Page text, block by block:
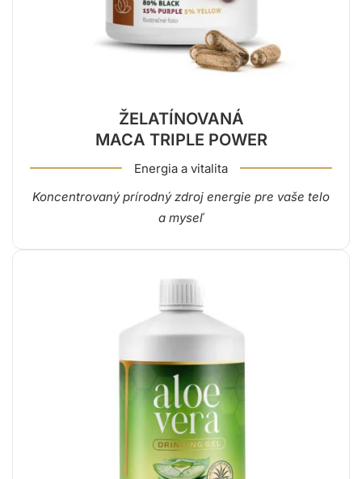
ŽELATÍNOVANÁ
MACA TRIPLE POWER
Energia a vitalita
Koncentrovaný prírodný zdroj energie pre vaše telo
a myseľ